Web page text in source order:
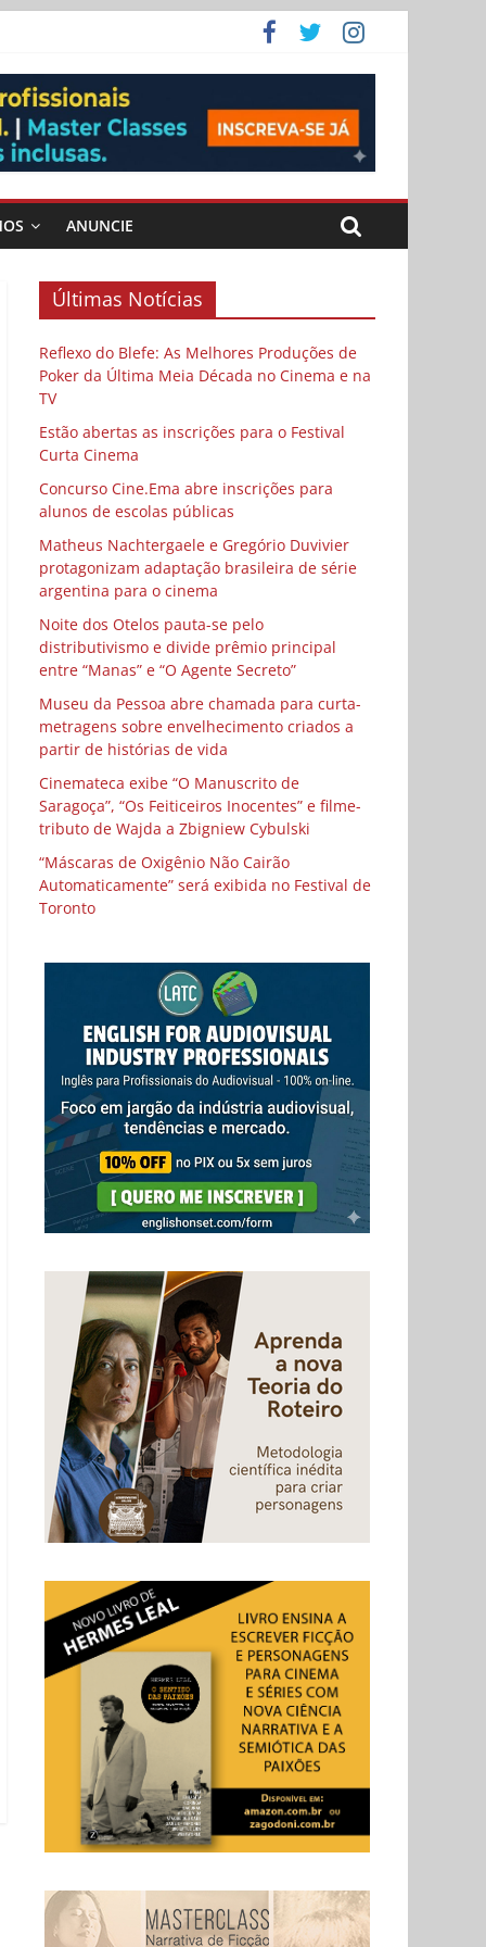
ANUNCIE
Últimas Notícias
Reflexo do Blefe: As Melhores Produções de
Poker da Última Meia Década no Cinema e na
TV
Estão abertas as inscrições para o Festival
Curta Cinema
Concurso Cine.Ema abre inscrições para
alunos de escolas públicas
Matheus Nachtergaele e Gregório Duvivier
protagonizam adaptação brasileira de série
argentina para o cinema
Noite dos Otelos pauta-se pelo
distributivismo e divide prêmio principal
entre “Manas” e “O Agente Secreto”
Museu da Pessoa abre chamada para curta-
metragens sobre envelhecimento criados a
partir de histórias de vida
Cinemateca exibe “O Manuscrito de
Saragoça”, “Os Feiticeiros Inocentes” e filme-
tributo de Wajda a Zbigniew Cybulski
“Máscaras de Oxigênio Não Cairão
Automaticamente” será exibida no Festival de
Toronto